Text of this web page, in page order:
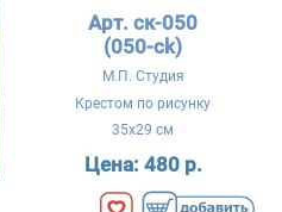
Арт. ск-050
(050-ck)
М.П. Студия
Крестом по рисунку
35x29 см
Цена: 480 р.